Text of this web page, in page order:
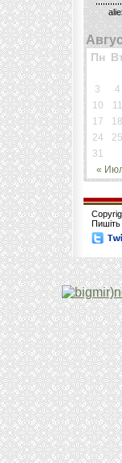
Пн
«
3
4
10
11
17
18
24
25
31